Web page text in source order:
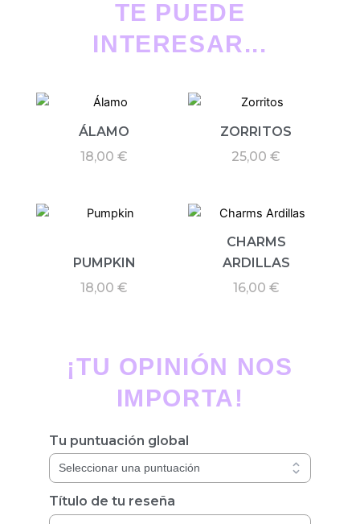
TE PUEDE
INTERESAR...
ÁLAMO
18,00 €
ZORRITOS
25,00 €
PUMPKIN
18,00 €
CHARMS
ARDILLAS
16,00 €
¡TU OPINIÓN NOS
IMPORTA!
Tu puntuación global
Título de tu reseña